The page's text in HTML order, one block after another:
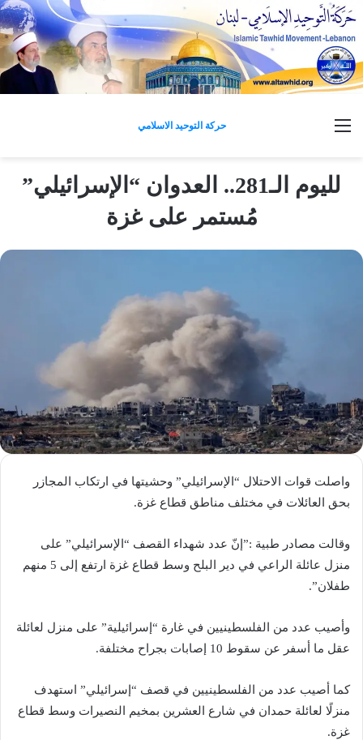
حركة التوحيد الاسلامي القائمة
لليوم الـ281.. العدوان “الإسرائيلي”
مُستمر على غزة
واصلت قوات الاحتلال “الإسرائيلي” وحشيتها في ارتكاب المجازر
بحق العائلات في مختلف مناطق قطاع غزة.
‎وقالت مصادر طبية :”إنّ عدد شهداء القصف “الإسرائيلي” على
منزل عائلة الراعي في دير البلح وسط قطاع غزة ارتفع إلى 5 منهم
طفلان”.
وأصيب عدد من الفلسطينيين في غارة “إسرائيلية” على منزل لعائلة
عقل ما أسفر عن سقوط 10 إصابات بجراح مختلفة.
كما أصيب عدد من الفلسطينيين في قصف “إسرائيلي” استهدف
منزلًا لعائلة حمدان في شارع العشرين بمخيم النصيرات وسط قطاع
غزة.